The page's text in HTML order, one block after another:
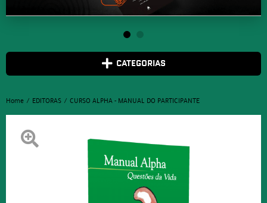
CATEGORIAS
Home EDITORAS CURSO ALPHA - MANUAL DO PARTICIPANTE